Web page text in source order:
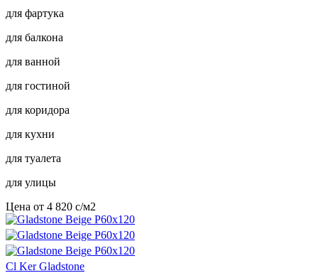
для фартука
для балкона
для ванной
для гостиной
для коридора
для кухни
для туалета
для улицы
Цена от 4 820 c/м2
Cl Ker Gladstone